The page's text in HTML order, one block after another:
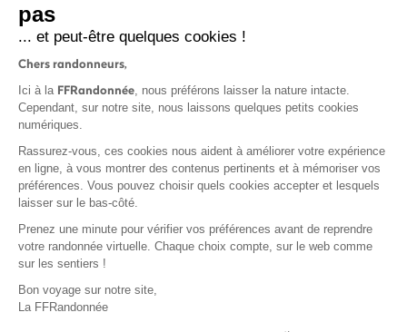
Protection des données
Politique de confidentialité
pas
... et peut-être quelques cookies !
Chers randonneurs,
Ici à la FFRandonnée, nous préférons laisser la nature intacte.
Cependant, sur notre site, nous laissons quelques petits cookies
numériques.
Rassurez-vous, ces cookies nous aident à améliorer votre expérience
en ligne, à vous montrer des contenus pertinents et à mémoriser vos
préférences. Vous pouvez choisir quels cookies accepter et lesquels
laisser sur le bas-côté.
Prenez une minute pour vérifier vos préférences avant de reprendre
votre randonnée virtuelle. Chaque choix compte, sur le web comme
sur les sentiers !
Bon voyage sur notre site,
La FFRandonnée